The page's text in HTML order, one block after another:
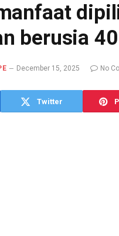
berusia
December 15, 2025 No
Twitter